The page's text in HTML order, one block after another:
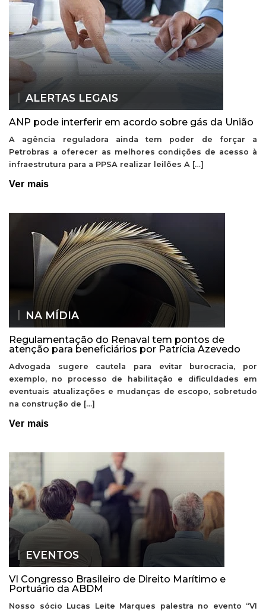
ALERTAS LEGAIS
ANP pode interferir em acordo sobre gás da União
A agência reguladora ainda tem poder de forçar a
Petrobras a oferecer as melhores condições de acesso à
infraestrutura para a PPSA realizar leilões A […]
Ver mais
NA MÍDIA
Regulamentação do Renaval tem pontos de
atenção para beneficiários por Patrícia Azevedo
Advogada sugere cautela para evitar burocracia, por
exemplo, no processo de habilitação e dificuldades em
eventuais atualizações e mudanças de escopo, sobretudo
na construção de […]
Ver mais
EVENTOS
VI Congresso Brasileiro de Direito Marítimo e
Portuário da ABDM
Nosso sócio Lucas Leite Marques palestra no evento “VI